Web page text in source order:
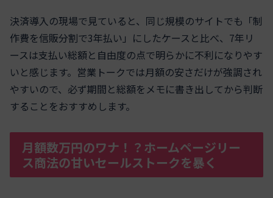
決済導入の現場で見ていると、同じ規模のサイトでも「制
作費を信販分割で3年払い」にしたケースと比べ、7年リ
ースは支払い総額と自由度の点で明らかに不利になりやす
いと感じます。営業トークでは月額の安さだけが強調され
やすいので、必ず期間と総額をメモに書き出してから判断
することをおすすめします。
月額数万円のワナ！？ホームページリー
ス商法の甘いセールストークを暴く